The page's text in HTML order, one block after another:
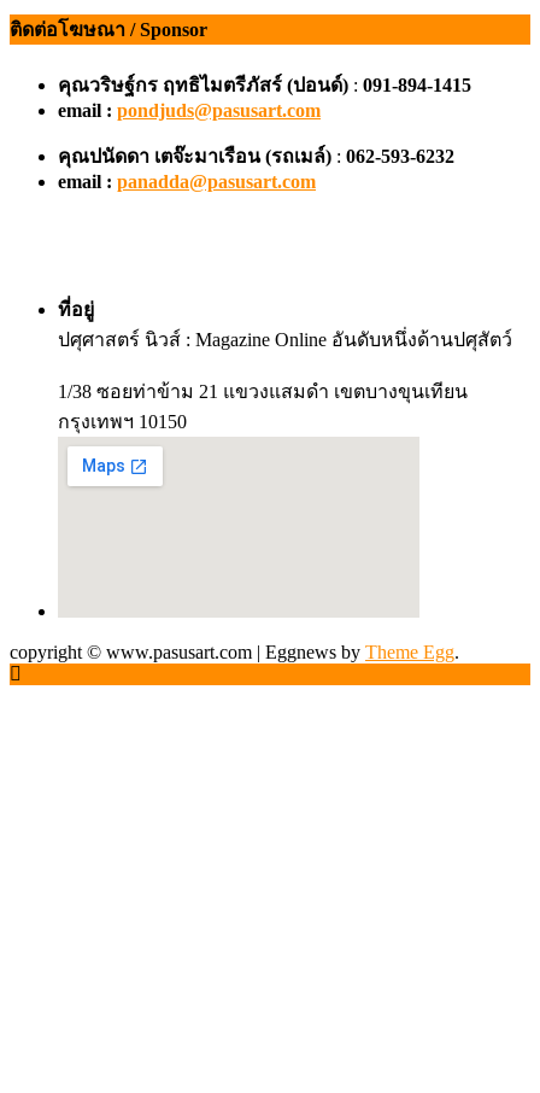
ติดต่อโฆษณา / Sponsor
คุณวริษฐ์กร ฤทธิไมตรีภัสร์ (ปอนด์) : 091-894-1415
email : pondjuds@pasusart.com
คุณปนัดดา เตจ๊ะมาเรือน (รถเมล์) : 062-593-6232
email : panadda@pasusart.com
ที่อยู่
ปศุศาสตร์ นิวส์ : Magazine Online อันดับหนึ่งด้านปศุสัตว์
1/38 ซอยท่าข้าม 21 แขวงแสมดำ เขตบางขุนเทียน
กรุงเทพฯ 10150
copyright © www.pasusart.com | Eggnews by Theme Egg.